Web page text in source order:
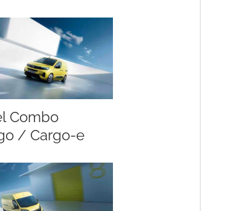
Combo
/ Cargo-e